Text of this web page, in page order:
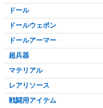
ドール
ドールウェポン
ドールアーマー
超兵器
マテリアル
レアリソース
戦闘用アイテム